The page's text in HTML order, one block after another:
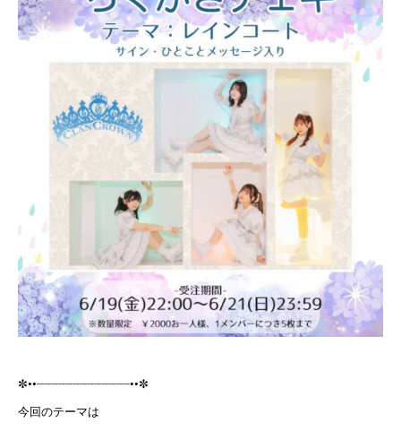
✼••┈┈┈┈┈┈┈┈┈┈┈┈┈••✼
今回のテーマは